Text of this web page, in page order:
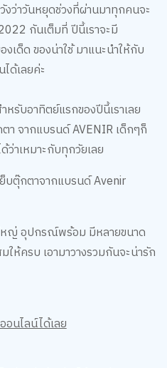
ว่าวันหยุดช่วงที่ผ่านมาทุกคนจะ
กันเต็มที่ ปีนี้เราจะมี
เด็ด ของน่าใช้ มาแนะนำให้กับ
ด้เลยค่ะ
รับอาทิตย์แรกของปีนี้เราเลย
า จากแบรนด์ AVENIR เด็กๆก็
ว่าเหมาะกับทุกวัยเลย
บตุ๊กตาจากแบรนด์ Avenir
หญ่ อุปกรณ์พร้อม มีหลายขนาด
ให้ครบ เอามาวางรวมกันจะน่ารัก
อนไลน์ได้เลย